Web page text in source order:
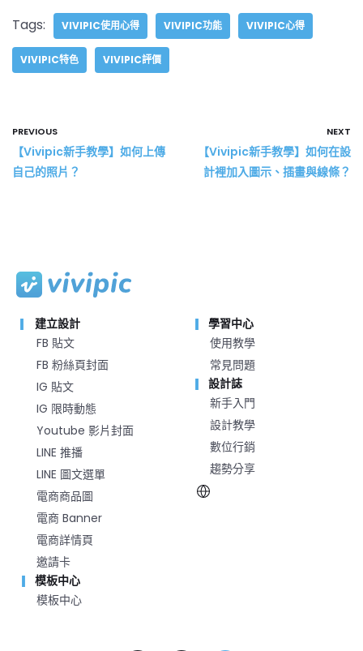
Tags: VIVIPIC使用心得 VIVIPIC功能 VIVIPIC心得
VIVIPIC特色 VIVIPIC評價
PREVIOUS
【Vivipic新手教學】如何上傳
自己的照片？
NEXT
【Vivipic新手教學】如何在設
計裡加入圖示、插畫與線條？
建立設計
FB 貼文
FB 粉絲頁封面
IG 貼文
IG 限時動態
Youtube 影片封面
LINE 推播
LINE 圖文選單
電商商品圖
電商 Banner
電商詳情頁
邀請卡
模板中心
模板中心
學習中心
使用教學
常見問題
設計誌
新手入門
設計教學
數位行銷
趨勢分享